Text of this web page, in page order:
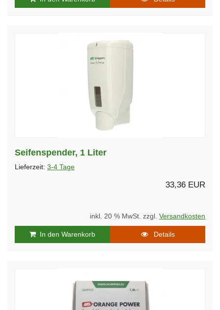
Seifenspender, 1 Liter
Lieferzeit: 3-4 Tage
33,36 EUR
inkl. 20 % MwSt. zzgl. Versandkosten
In den Warenkorb Details